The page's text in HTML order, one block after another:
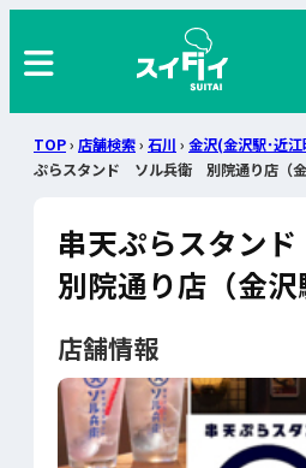
TOP› 店舗検索› 石川 › 金沢(金沢駅･近
ぷらスタンド ソル兵衛 別院通り店（金
串天ぷらスタン
別院通り店（金沢
店舗情報